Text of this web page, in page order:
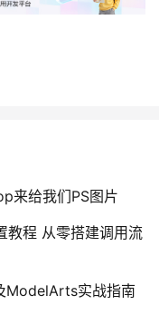
来给我们PS图片
教程 从零搭建调用流
ModelArts实战指南